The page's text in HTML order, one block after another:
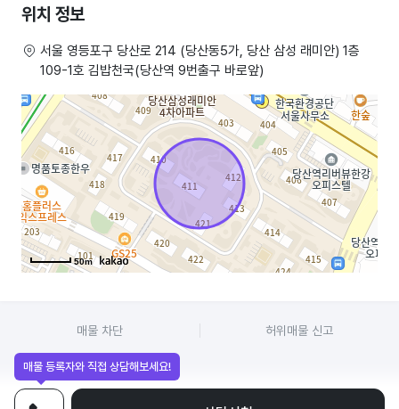
꾸준하며 안정적임
김밥천국임대,김밥천국매매,김밥천국양도,김밥천국창업,김밥천국직거래,
김밥천국오픈
위치 정보
서울 영등포구 당산로 214 (당산동5가, 당산 삼성 래미안) 1층
109-1호 김밥천국(당산역 9번출구 바로앞)
50m
매물 차단 허위매물 신고
매물 등록자와 직접 상담해보세요!